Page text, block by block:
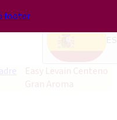
footer
Easy Levain Centeno
Gran Aroma